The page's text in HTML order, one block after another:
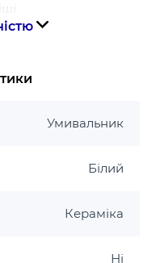
Mixxus
Умивальник
Білий
Кераміка
Ні